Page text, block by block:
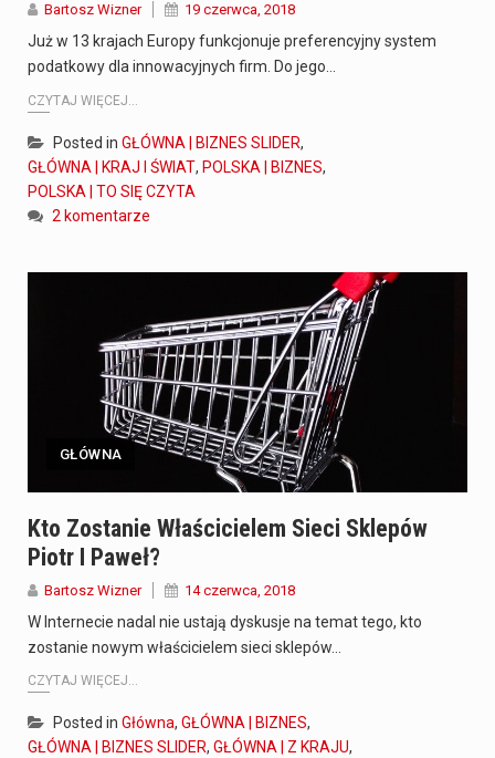
Bartosz Wizner 19 czerwca, 2018
Już w 13 krajach Europy funkcjonuje preferencyjny system
podatkowy dla innowacyjnych firm. Do jego…
CZYTAJ WIĘCEJ...
Posted in GŁÓWNA | BIZNES SLIDER,
GŁÓWNA | KRAJ I ŚWIAT, POLSKA | BIZNES,
POLSKA | TO SIĘ CZYTA
2 komentarze
GŁÓWNA
Kto Zostanie Właścicielem Sieci Sklepów
Piotr I Paweł?
Bartosz Wizner 14 czerwca, 2018
W Internecie nadal nie ustają dyskusje na temat tego, kto
zostanie nowym właścicielem sieci sklepów…
CZYTAJ WIĘCEJ...
Posted in Główna, GŁÓWNA | BIZNES,
GŁÓWNA | BIZNES SLIDER, GŁÓWNA | Z KRAJU,